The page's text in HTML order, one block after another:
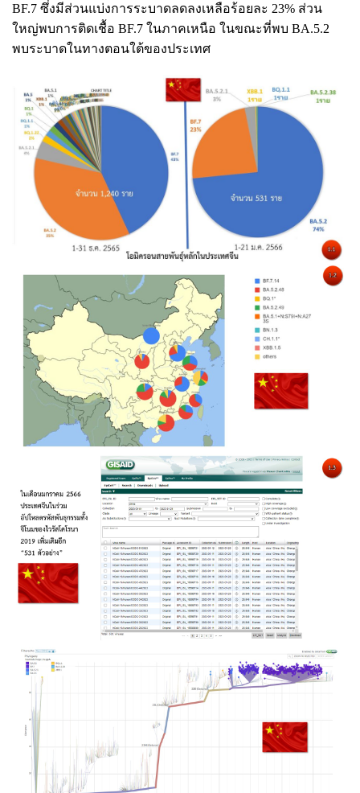
BF.7 ซึ่งมีส่วนแบ่งการระบาดลดลงเหลือร้อยละ 23% ส่วน
ใหญ่พบการติดเชื้อ BF.7 ในภาคเหนือ ในขณะที่พบ BA.5.2
พบระบาดในทางตอนใต้ของประเทศ